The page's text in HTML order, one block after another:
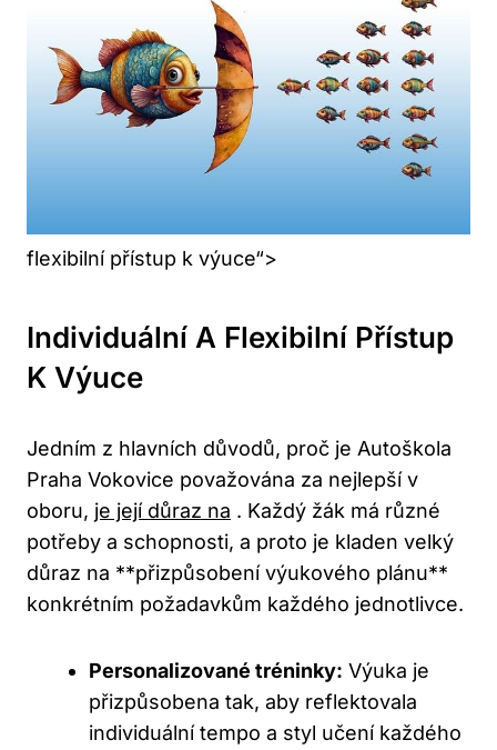
flexibilní přístup k výuce“>
Individuální A Flexibilní Přístup
K Výuce
Jedním z hlavních důvodů, proč je Autoškola
Praha Vokovice považována za nejlepší v
oboru, je její důraz na . Každý žák má různé
potřeby a schopnosti, a proto je kladen velký
důraz na **přizpůsobení výukového plánu**
konkrétním požadavkům každého jednotlivce.
Personalizované tréninky: Výuka je
přizpůsobena tak, aby reflektovala
individuální tempo a styl učení každého